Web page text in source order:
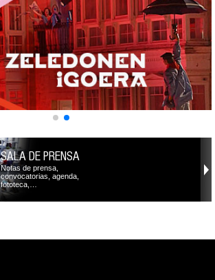
SALA DE PRENSA
Notas de prensa,
convocatorias, agenda,
fototeca,…